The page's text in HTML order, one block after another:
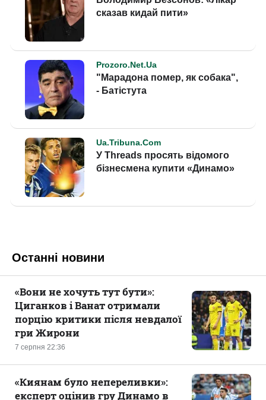
Останні новини
7 серпня 22:36
«Вони не хочуть тут бути»:
Циганков і Ванат отримали
порцію критики після невдалої
гри Жирони
«Киянам було непереливки»:
експерт оцінив гру Динамо в